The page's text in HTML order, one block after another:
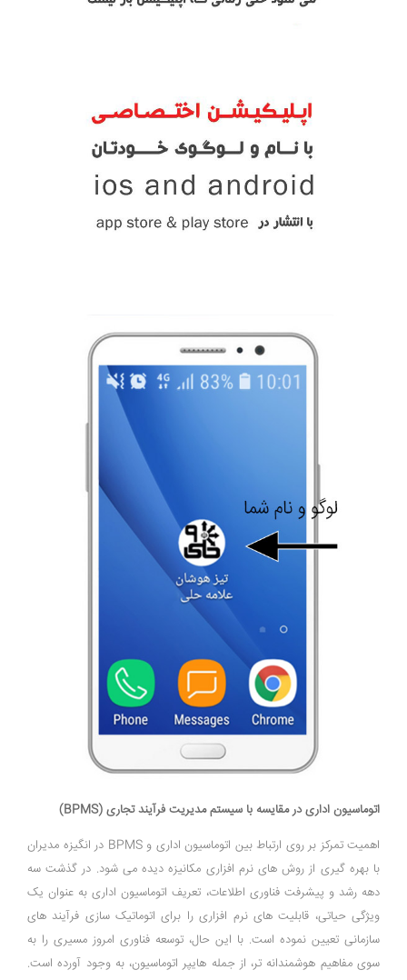
اتوماسیون اداری در مقایسه با سیستم مدیریت فرآیند تجاری (BPMS)
اهمیت تمرکز بر روی ارتباط بین اتوماسیون اداری و BPMS در انگیزه مدیران
با بهره‌ گیری از روش‌ های نرم ‌افزاری مکانیزه دیده می ‌شود. در گذشت سه
دهه رشد و پیشرفت فناوری اطلاعات، تعریف اتوماسیون اداری به عنوان یک
ویژگی حیاتی، قابلیت ‌های نرم ‌افزاری را برای اتوماتیک سازی فرآیند های
سازمانی تعیین نموده است. با این حال، توسعه فناوری امروز مسیری را به
سوی مفاهیم هوشمندانه ‌تر، از جمله هایپر اتوماسیون، به وجود آورده است.